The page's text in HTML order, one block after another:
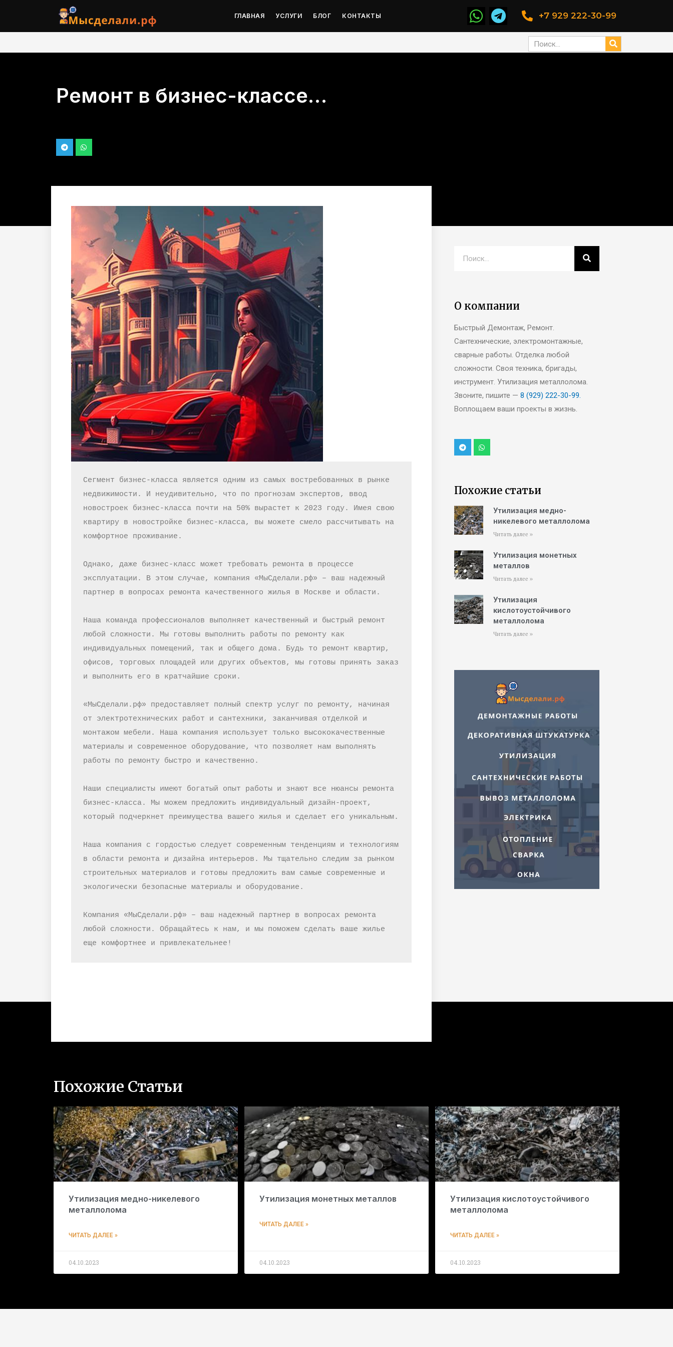
ГЛАВНАЯ УСЛУГИ БЛОГ КОНТАКТЫ +7 929 222-30-99
Ремонт в бизнес-классе…
Сегмент бизнес-класса является одним из самых востребованных в рынке
недвижимости. И неудивительно, что по прогнозам экспертов, ввод
новостроек бизнес-класса почти на 50% вырастет к 2023 году. Имея свою
квартиру в новостройке бизнес-класса, вы можете смело рассчитывать на
комфортное проживание.
Однако, даже бизнес-класс может требовать ремонта в процессе
эксплуатации. В этом случае, компания «МыСделали.рф» – ваш надежный
партнер в вопросах ремонта качественного жилья в Москве и области.
Наша команда профессионалов выполняет качественный и быстрый ремонт
любой сложности. Мы готовы выполнить работы по ремонту как
индивидуальных помещений, так и общего дома. Будь то ремонт квартир,
офисов, торговых площадей или других объектов, мы готовы принять заказ
и выполнить его в кратчайшие сроки.
«МыСделали.рф» предоставляет полный спектр услуг по ремонту, начиная
от электротехнических работ и сантехники, заканчивая отделкой и
монтажом мебели. Наша компания использует только высококачественные
материалы и современное оборудование, что позволяет нам выполнять
работы по ремонту быстро и качественно.
Наши специалисты имеют богатый опыт работы и знают все нюансы ремонта
бизнес-класса. Мы можем предложить индивидуальный дизайн-проект,
который подчеркнет преимущества вашего жилья и сделает его уникальным.
Наша компания с гордостью следует современным тенденциям и технологиям
в области ремонта и дизайна интерьеров. Мы тщательно следим за рынком
строительных материалов и готовы предложить вам самые современные и
экологически безопасные материалы и оборудование.
Компания «МыСделали.рф» – ваш надежный партнер в вопросах ремонта
любой сложности. Обращайтесь к нам, и мы поможем сделать ваше жилье
еще комфортнее и привлекательнее!
О компании
Быстрый Демонтаж, Ремонт.
Сантехнические, электромонтажные,
сварные работы. Отделка любой
сложности. Своя техника, бригады,
инструмент. Утилизация металлолома.
Звоните, пишите — 8 (929) 222-30-99.
Воплощаем ваши проекты в жизнь.
Похожие статьи
Утилизация медно-
никелевого металлолома
Читать далее »
Утилизация монетных
металлов
Читать далее »
Утилизация
кислотоустойчивого
металлолома
Читать далее »
Похожие Статьи
Утилизация медно-никелевого
металлолома
ЧИТАТЬ ДАЛЕЕ »
04.10.2023
Утилизация монетных металлов
ЧИТАТЬ ДАЛЕЕ »
04.10.2023
Утилизация кислотоустойчивого
металлолома
ЧИТАТЬ ДАЛЕЕ »
04.10.2023